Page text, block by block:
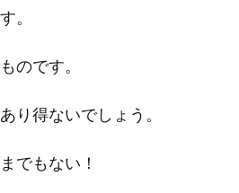
。
のです。
り得ないでしょう。
でもない！